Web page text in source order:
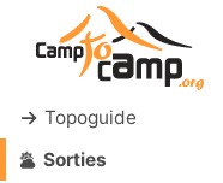
Topoguide
Sorties